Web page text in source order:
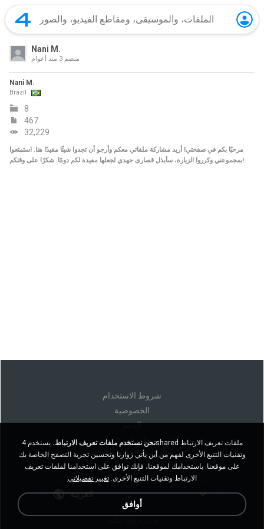
Nani M.
منضم
Nani M.
Brazil
8
467
32,229
مرحبًا بكم في صفحتي! أريد مشاركة ملفاتي معكم وأرجو أن تجدوا شيئًا مفيدًا هنا. استمتعوا
بمجموعتي وكرروا الزيارة، سأبذل قصارى جهدي لجعلها مفيدة لكم دومًا. شكرًا على وقتكم!
شروط الاستخدام
الخصوصية
الدعم
لا تبيع معلوماتي الشخصية
لا تشارك معلوماتي الشخصية
العربية
نحن نستخدم ملفات تعريف الارتباط.
يستخدم 4shared ملفات تعريف الارتباط
وتقنيات التتبع الأخرى لفهم من أين يأتي زوارنا وتحسين تجربة التصفح الخاصة بك
على موقعنا. باستخدامك لموقعنا، فإنك توافق على استخدامنا لملفات تعريف
الارتباط وتقنيات التتبع الأخرى.تغيير تفضيلاتي
أوافق